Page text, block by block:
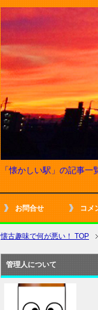
「懐かしい駅」の記事一
お問合せ コメ
懐古趣味で何が悪い！ TOP
管理人について